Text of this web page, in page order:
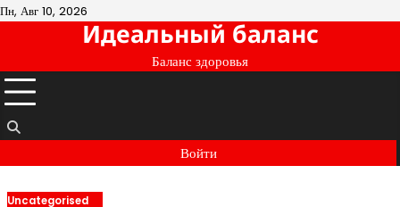
Перейти
Пн, Авг 10, 2026
Идеальный баланс
Баланс здоровья
Войти
Uncategorised